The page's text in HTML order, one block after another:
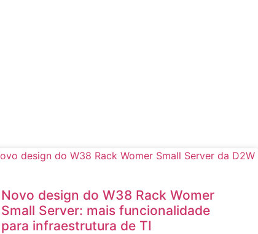
Novo design do W38 Rack Womer
Small Server: mais funcionalidade
para infraestrutura de TI